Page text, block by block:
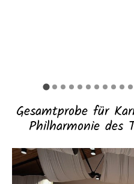
Gesamtprobe für
Philharmonie des